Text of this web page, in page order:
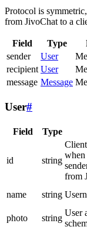
Protocol is
from JivoChat to a
Field Type
sender
User
recipient User
message Message
User#
Field Type
id string
when
from
name string
photo
string
User